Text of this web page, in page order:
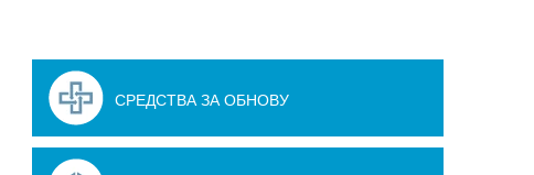
СРЕДСТВА ЗА ОБНОВУ